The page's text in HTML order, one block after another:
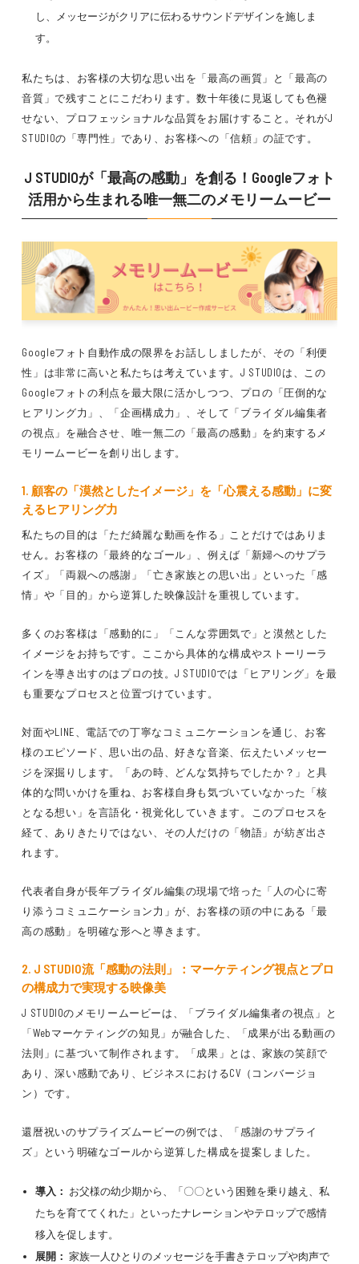
し、メッセージがクリアに伝わるサウンドデザインを施しま
す。
私たちは、お客様の大切な思い出を「最高の画質」と「最高の
音質」で残すことにこだわります。数十年後に見返しても色褪
せない、プロフェッショナルな品質をお届けすること。それがJ
STUDIOの 「専門性」 であり、お客様への 「信頼」の証です。
J STUDIOが「最高の感動」を創る！Googleフォト
活用から生まれる唯一無二のメモリームービー
Googleフォト自動作成の限界をお話ししましたが、その 「利便
性」は非常に高いと私たちは考えています。J STUDIOは、この
Googleフォトの利点を最大限に活かしつつ、プロの 「圧倒的な
ヒアリング力」 、 「企画構成力」 、そして 「ブライダル編集者
の視点」 を融合させ、 唯一無二の「最高の感動」を約束するメ
モリームービーを創り出します。
1. 顧客の「漠然としたイメージ」を「心震える感動」に変
えるヒアリング力
私たちの目的は 「ただ綺麗な動画を作る」 ことだけではありま
せん。お客様の 「最終的なゴール」 、例えば 「新婦へのサプラ
イズ」「両親への感謝」「亡き家族との思い出」 といった 「感
情」や「目的」から逆算した映像設計を重視しています。
多くのお客様は「感動的に」「こんな雰囲気で」と 漠然とした
イメージをお持ちです。ここから具体的な構成やストーリーラ
インを導き出すのはプロの技。J STUDIOでは 「ヒアリング」を最
も重要なプロセスと位置づけています。
対面やLINE、電話での丁寧なコミュニケーションを通じ、お客
様のエピソード、思い出の品、好きな音楽、伝えたいメッセー
ジを深掘り します。「あの時、どんな気持ちでしたか？」と具
体的な問いかけを重ね、 お客様自身も気づいていなかった「核
となる想い」 を言語化・視覚化していきます。このプロセスを
経て、ありきたりではない、その人だけの「物語」 が紡ぎ出さ
れます。
代表者自身が長年ブライダル編集の現場で培った「人の心に寄
り添うコミュニケーション力」が、お客様の頭の中にある 「最
高の感動」 を明確な形へと導きます。
2. J STUDIO流「感動の法則」：マーケティング視点とプロ
の構成力で実現する映像美
J STUDIOのメモリームービーは、 「ブライダル編集者の視点」
と
「Webマーケティングの知見」 が融合した、
「成果が出る動画の
法則」 に基づいて制作されます。
「成果」とは、家族の笑顔で
あり、深い感動であり、ビジネスにおけるCV（コンバージョ
ン） です。
還暦祝いのサプライズムービーの例では、
「感謝のサプライ
ズ」という明確なゴールから逆算した構成を提案しました。
導入： お父様の幼少期から、
「〇〇という困難を乗り越え、私
たちを育ててくれた」 といったナレーションやテロップで感情
移入を促します。
展開： 家族一人ひとりのメッセージを手書きテロップや肉声で